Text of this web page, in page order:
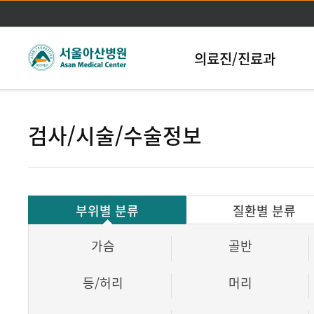
본문바로가기
의료진/진료과
검사/시술/수술정보
부위별 분류
가슴
골반
등/허리
머리
질환별 분류